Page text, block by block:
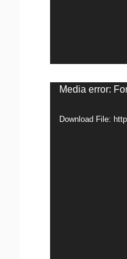
Video
Media error:
Download File: